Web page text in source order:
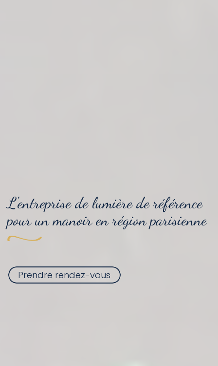
L'entreprisede lumièrede référence
pourun manoiren région parisienne
Prendre rendez-vous